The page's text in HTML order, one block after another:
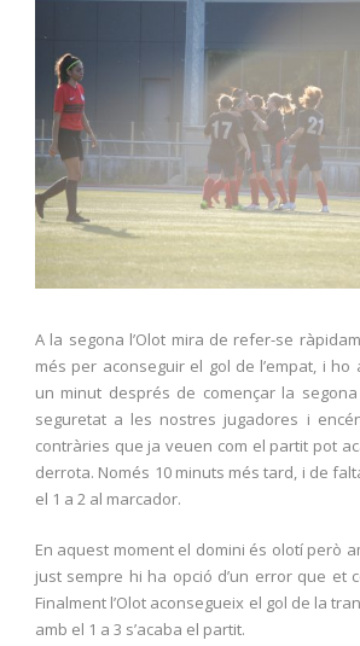
A la segona l’Olot mira de refer-se
més per aconseguir el gol de l’empat, i ho
un minut després de començar la segona
seguretat a les nostres jugadores i
contràries que ja veuen com el partit pot
derrota. Només 10 minuts més tard, i de
el 1 a 2 al marcador.
En aquest moment el domini és olotí però
just sempre hi ha opció d’un error que et
Finalment l’Olot aconsegueix el gol de la
amb el 1 a 3 s’acaba el partit.